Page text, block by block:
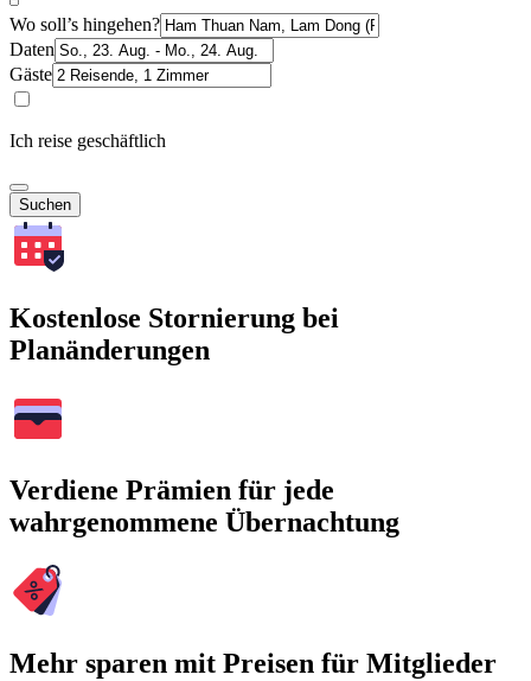
Wo soll’s hingehen?
Daten
Gäste
Ich reise geschäftlich
Suchen
Kostenlose Stornierung bei
Planänderungen
Verdiene Prämien für jede
wahrgenommene Übernachtung
Mehr sparen mit Preisen für Mitglieder